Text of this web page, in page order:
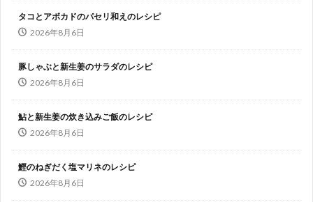
タコとアボカドのパセリ和えのレシピ
2026年8月6日
豚しゃぶと新生姜のサラダのレシピ
2026年8月6日
鮎と新生姜の炊き込みご飯のレシピ
2026年8月6日
鰹のねぎだく塩マリネのレシピ
2026年8月6日